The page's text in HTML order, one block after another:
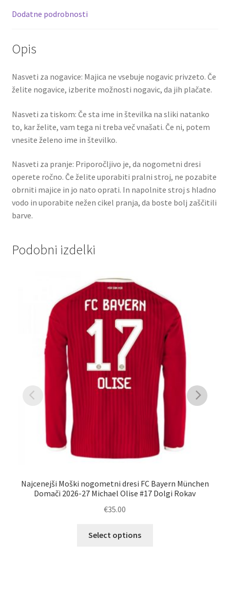
količina
k
Dodatne podrobnosti
Opis
Nasveti za nogavice: Majica ne vsebuje nogavic privzeto. Če
želite nogavice, izberite možnosti nogavic, da jih plačate.
Nasveti za tiskom: Če sta ime in številka na sliki natanko
to, kar želite, vam tega ni treba več vnašati. Če ni, potem
vnesite želeno ime in številko.
Nasveti za pranje: Priporočljivo je, da nogometni dresi
operete ročno. Če želite uporabiti pralni stroj, ne pozabite
obrniti majice in jo nato oprati. In napolnite stroj s hladno
vodo in uporabite nežen cikel pranja, da boste bolj zaščitili
barve.
Podobni izdelki
Najcenejši Moški nogometni dresi FC Bayern München
Domači 2026-27 Michael Olise #17 Dolgi Rokav
€35.00
Select options